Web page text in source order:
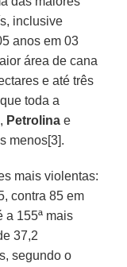
inclusive
anos em 03
área de cana
e até três
toda a
, Petrolina e
menos[3].
mais violentas:
contra 85 em
a 155ª mais
37,2
segundo o